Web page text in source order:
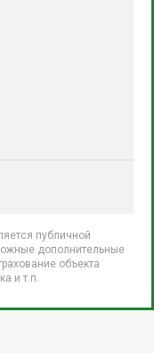
публичной
дополнительные
объекта
и т.п.